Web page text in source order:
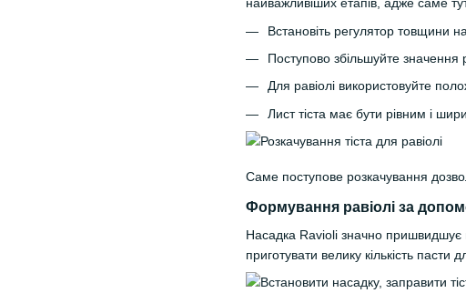
найважливіших етапів, адже саме
Встановіть регулятор товщини
Поступово збільшуйте
Для равіолі використовуйте
Лист тіста має бути рівним і
Саме поступове розкачування
Формування равіолі за
Насадка Ravioli значно пришвидшує
приготувати велику кількість пасти